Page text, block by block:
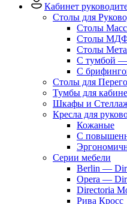
Кабинет
Столы для
Столы
Столы
Столы
С тумбой
C
Столы для
Тумбы для
Шкафы и
Кресла для
Кожаные
С
Серии мебели
Berlin —
Opera —
Directoria
Рива Кросс